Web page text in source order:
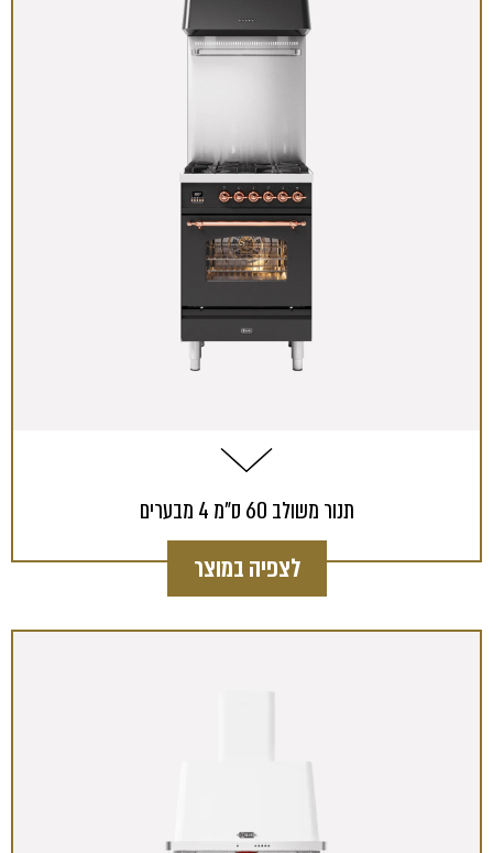
תנור משולב 60 ס"מ 4 מבערים
לצפיה במוצר